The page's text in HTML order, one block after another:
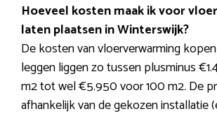
Hoeveel kosten maak ik voor
laten plaatsen in Winterswijk?
De kosten van vloerverwarming
leggen liggen zo tussen plusminus
m2 tot wel €5.950 voor 100 m2. De
afhankelijk van de gekozen installatie